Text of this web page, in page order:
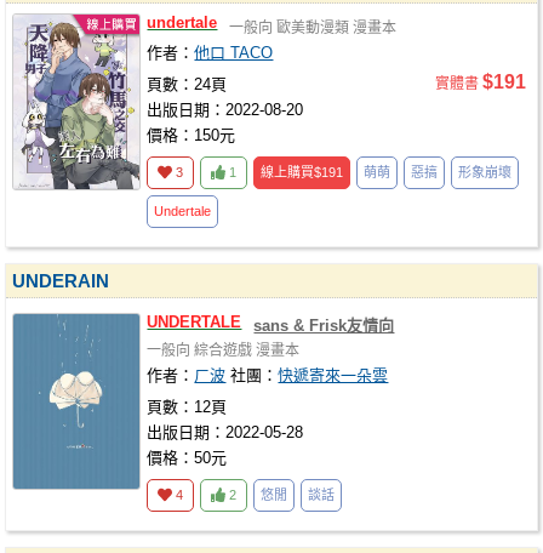
undertale 一般向 歐美動漫類 漫畫本
作者：他口 TACO
頁數：24頁
出版日期：2022-08-20
價格：150元
實體書 $191
3 1 線上購買$191 萌萌 惡搞 形象崩壞
Undertale
UNDERAIN
UNDERTALE sans & Frisk友情向
一般向 綜合遊戲 漫畫本
作者： ㄏ波 社團：快遞寄來一朵雲
頁數：12頁
出版日期：2022-05-28
價格：50元
4 2 悠閒 談話